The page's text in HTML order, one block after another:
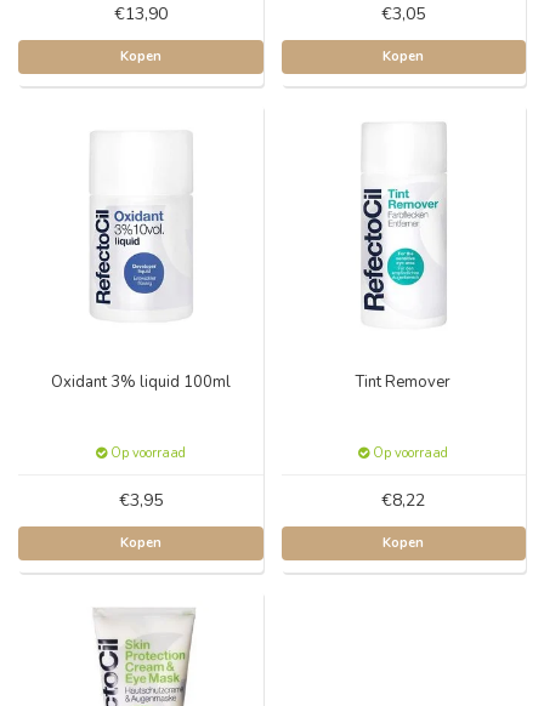
€13,90
Kopen
€3,05
Kopen
Oxidant 3% liquid 100ml
Op voorraad
€3,95
Kopen
Tint Remover
Op voorraad
€8,22
Kopen